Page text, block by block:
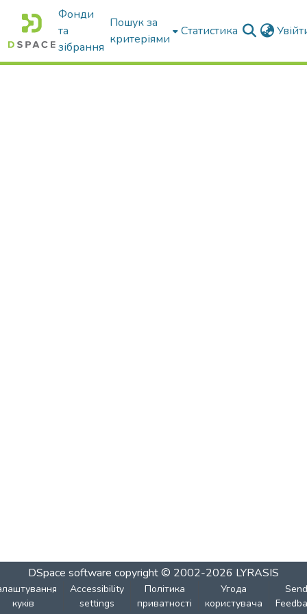
Фонди
та
зібрання
Пошук за
критеріями
Статистика
DSpace software copyright © 2002-2026 LYRASIS
куків
Accessibility
settings
Політика
приватності
Угода
користувача
Send